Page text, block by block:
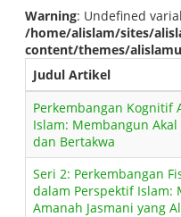
Warning: Undefined
/home/alislam/sites/
content/themes/
Judul Artikel
Perkembangan Kognitif
Islam: Membangun
dan Bertakwa
Seri 2: Perkembangan
dalam Perspektif Islam:
Amanah Jasmani yang